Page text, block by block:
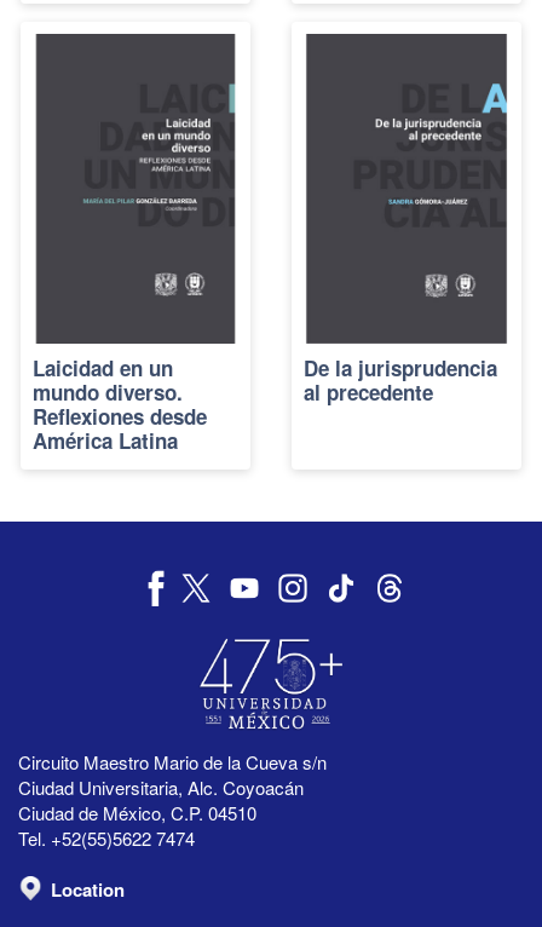
Laicidad en un
mundo diverso.
Reflexiones desde
América Latina
De la jurisprudencia
al precedente
Circuito Maestro Mario de la Cueva s/n
Ciudad Universitaria, Alc. Coyoacán
Ciudad de México, C.P. 04510
Tel. +52(55)5622 7474
Location